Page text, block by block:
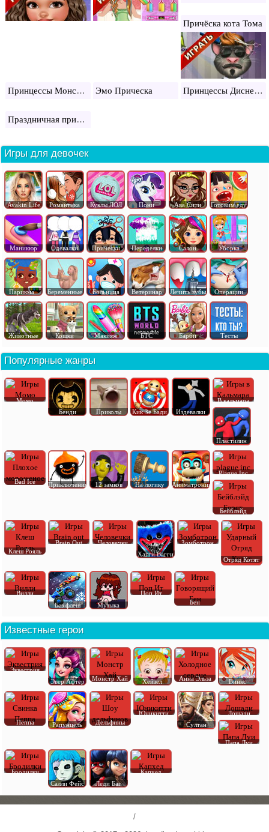
Причёска кота Тома
Принцессы Монстр хай Эмо Прическа Принцессы Диснея на Летнем Отдыхе
Праздничная прическа
Игры для девочек
Avakin Life Романтика Куклы ЛОЛ Пони Ава Сити Готовим еду
Маникюр Одевалки Прически Переделки Салон Уборка
Парикма.. Беременные Больница Ветеринар Лечить зубы Операции
Животные Кошки Макияж БТС Барби Тесты
Популярные жанры
Момо
Бенди
Приколы Кик Зе Бади Издевалки
В кальмара
Пластилин
Bad Ice Приключения 12 замков На логику Аниматроник
Plague Inc
Бейблэйд
Клеш Рояль
Brain Out
Человечки
Хагги Вагги
Зомботрон
Отряд Котят
Вилли
Без флеш
Музыка
Поп Ит
Бен
Известные герои
Эквестрия
Эвер Афтер
Монстр Хай Хейзел Анна Эльза Винкс
Пеппа Рапунцель Дельфины
Юникитти
Султан
Лошади
Папа Луи
Бродилки
Салли Фейс
Леди Баг
Капхед
/